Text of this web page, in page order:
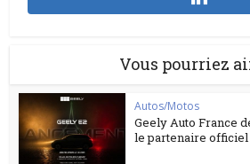
Vous pourriez
Autos/Motos
Geely Auto France
le partenaire officiel